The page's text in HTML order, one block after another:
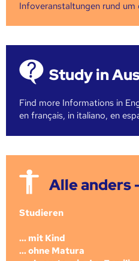
Infoveranstaltungen rund um
Study in
Find more Informations in
en français, in italiano, en
Alle anders
Studieren
... mit Kind
... ohne Matura